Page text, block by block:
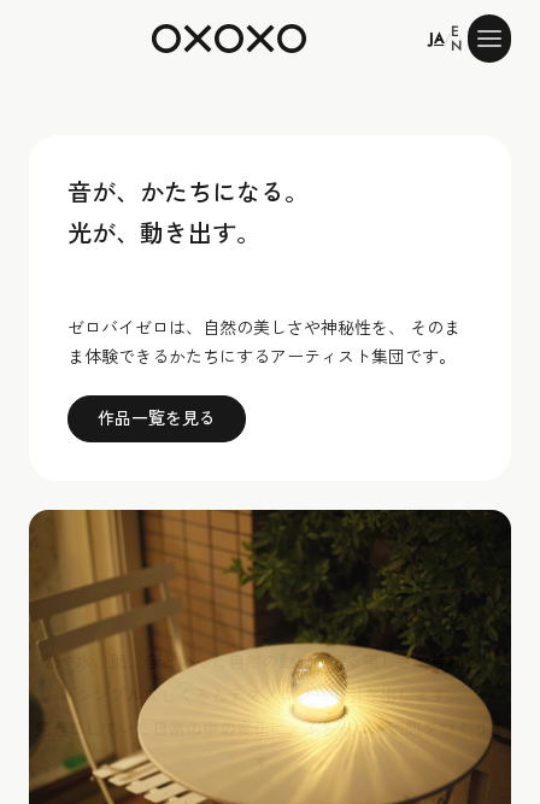
JA/E
N
音が、かたちになる。
光が、動き出す。
ゼロバイゼロは、自然の美しさや神秘性を、 そのま
ま体験できるかたちにするアーティスト集団です。
作品一覧を見る
光や水、風、音といった自然の動きに宿る美しさや神秘を、
シンプルなしくみとテクノロジーで引き出します。
見過ごしていた日常の中の変化に、ふと気づく瞬間をつくりま
す。